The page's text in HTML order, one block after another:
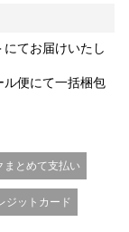
にてお届けいたし
便にて一括梱包
まとめて支払い
ジットカード